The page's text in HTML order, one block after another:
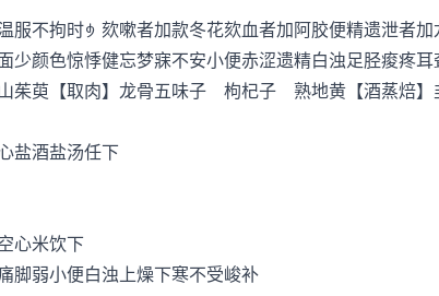
不拘时欬嗽者加款冬花欬血者加阿胶便精遗泄者加
色惊悸健忘梦寐不安小便赤涩遗精白浊足胫痠疼耳
萸【取肉】龙骨五味子 枸杞子 熟地黄【酒蒸焙】
盐酒盐汤任下
心米饮下
弱小便白浊上燥下寒不受峻补